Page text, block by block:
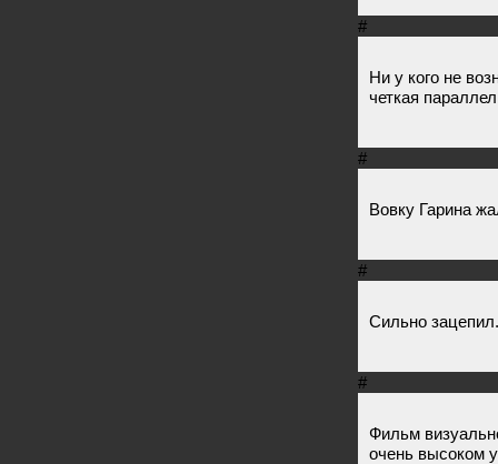
#
Ни у кого не
четкая
#
Вовку Гарина
#
Сильно
#
Фильм
очень высоком